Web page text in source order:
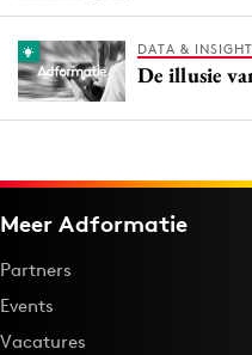
DATA &
De illusie
Meer Adformatie
Partners
Events
Vacatures